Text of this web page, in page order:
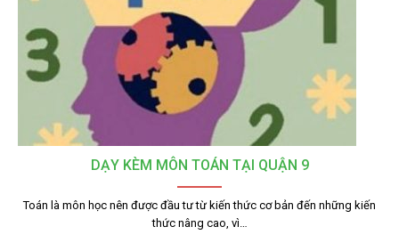
DẠY KÈM MÔN TOÁN TẠI QUẬN 9
Toán là môn học nên được đầu tư từ kiến thức cơ bản đến những kiến
thức nâng cao, vì…